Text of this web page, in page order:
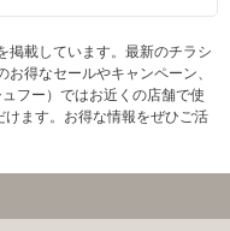
掲載しています。最新のチラシ
得なセールやキャンペーン、
フー）ではお近くの店舗で使
ます。お得な情報をぜひご活